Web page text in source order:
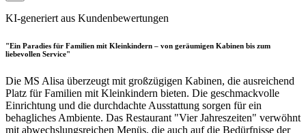
KI-generiert aus Kundenbewertungen
"Ein Paradies für Familien mit Kleinkindern – von geräumigen Kabinen bis zum
liebevollen Service"
Die MS Alisa überzeugt mit großzügigen Kabinen, die ausreichend
Platz für Familien mit Kleinkindern bieten. Die geschmackvolle
Einrichtung und die durchdachte Ausstattung sorgen für ein
behagliches Ambiente. Das Restaurant "Vier Jahreszeiten" verwöhnt
mit abwechslungsreichen Menüs, die auch auf die Bedürfnisse der